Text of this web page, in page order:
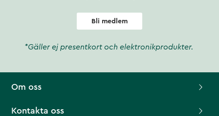
Bli medlem
*Gäller ej presentkort och elektronikprodukter.
Om oss
Kontakta oss